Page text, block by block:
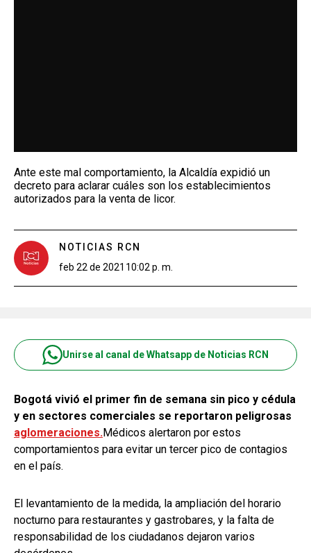
Ante este mal comportamiento, la Alcaldía expidió un
decreto para aclarar cuáles son los establecimientos
autorizados para la venta de licor.
NOTICIAS RCN
feb 22 de 2021 10:02 p. m.
Unirse al canal de Whatsapp de Noticias RCN
Bogotá vivió el primer fin de semana sin pico y cédula
y en sectores comerciales se reportaron peligrosas
aglomeraciones.Médicos alertaron por estos
comportamientos para evitar un tercer pico de contagios
en el país.
El levantamiento de la medida, la ampliación del horario
nocturno para restaurantes y gastrobares, y la falta de
responsabilidad de los ciudadanos dejaron varios